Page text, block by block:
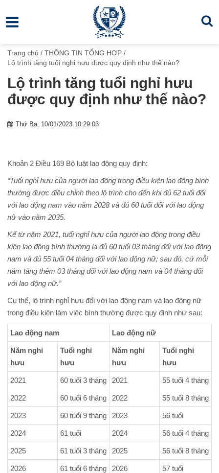
Trang chủ / THÔNG TIN TỔNG HỢP /
Lộ trình tăng tuổi nghỉ hưu được quy định như thế nào?
Lộ trình tăng tuổi nghỉ hưu
được quy định như thế nào?
Thứ Ba, 10/01/2023 10:29:03
Khoản 2 Điều 169 Bộ luật lao động quy định:
“Tuổi nghỉ hưu của người lao động trong điều kiện lao động bình
thường được điều chỉnh theo lộ trình cho đến khi đủ 62 tuổi đối
với lao động nam vào năm 2028 và đủ 60 tuổi đối với lao động
nữ vào năm 2035.
Kể từ năm 2021, tuổi nghỉ hưu của người lao động trong điều
kiện lao động bình thường là đủ 60 tuổi 03 tháng đối với lao động
nam và đủ 55 tuổi 04 tháng đối với lao động nữ; sau đó, cứ mỗi
năm tăng thêm 03 tháng đối với lao động nam và 04 tháng đối
với lao động nữ.”
Cụ thể, lộ trình nghỉ hưu đối với lao động nam và lao động nữ
trong điều kiện làm việc bình thường được quy định như sau:
Lao động nam Lao động nữ
Năm nghỉ
hưu
Tuổi nghỉ
hưu
Năm nghỉ
hưu
Tuổi nghỉ
hưu
2021 60 tuổi 3 tháng 2021 55 tuổi 4 tháng
2022 60 tuổi 6 tháng 2022 55 tuổi 8 tháng
2023 60 tuổi 9 tháng 2023 56 tuổi
2024 61 tuổi 2024 56 tuổi 4 tháng
2025 61 tuổi 3 tháng 2025 56 tuổi 8 tháng
2026 61 tuổi 6 tháng 2026 57 tuổi